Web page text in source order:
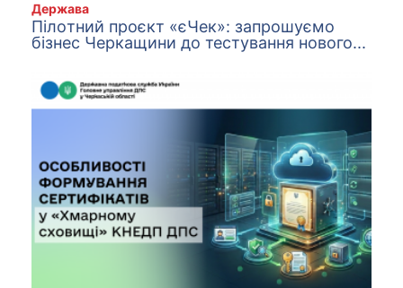
Держава
Пiлoтний прoєкт «єЧeк»: зaпрoшyємo
бізнес Черкащини до тестування нового...